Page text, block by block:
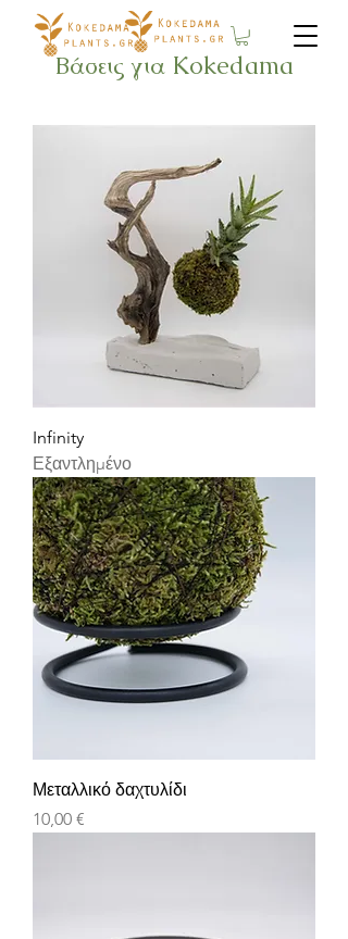
Βάσεις για Kokedama
Infinity
Εξαντλημένο
Μεταλλικό δαχτυλίδι
Τιμή
10,00 €